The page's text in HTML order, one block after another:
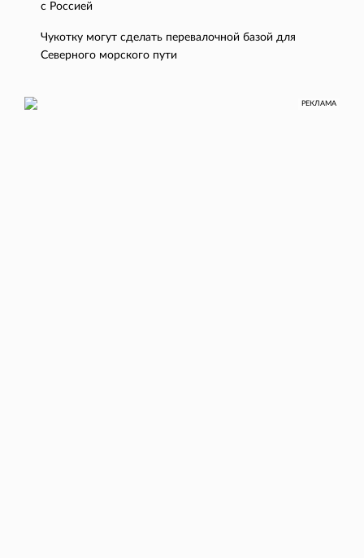
с Россией
Чукотку могут сделать перевалочной базой для
Северного морского пути
РЕКЛАМА